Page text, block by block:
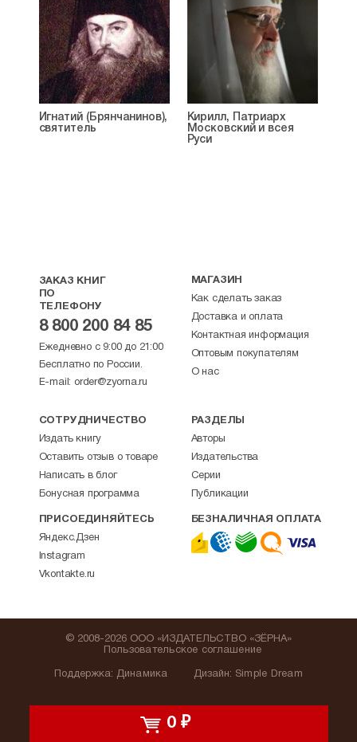
0 ₽
Игнатий (Брянчанинов),
святитель
Кирилл, Патриарх
Московский и всея
Руси
ЗАКАЗ КНИГ
ПО
ТЕЛЕФОНУ
8 800 200 84 85
Ежедневно с 9:00 до 21:00
Бесплатно по России.
E-mail: order@zyorna.ru
МАГАЗИН
Как сделать заказ
Доставка и оплата
Контактная информация
Оптовым покупателям
О нас
СОТРУДНИЧЕСТВО
Издать книгу
Оставить отзыв о товаре
Написать в блог
Бонусная программа
РАЗДЕЛЫ
Авторы
Издательства
Серии
Публикации
ПРИСОЕДИНЯЙТЕСЬ
Яндекс.Дзен
Instagram
Vkontakte.ru
БЕЗНАЛИЧНАЯ ОПЛАТА
Поддержка: Динамика
© 2008-2026 ООО «ИЗДАТЕЛЬСТВО «ЗЁРНА»
Пользовательское соглашение
Дизайн: Simple Dream